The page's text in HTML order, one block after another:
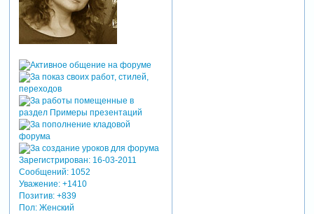
Зарегистрирован: 16-03-2011
Сообщений:1052
Уважение: +1410
Позитив: +839
Пол:Женский